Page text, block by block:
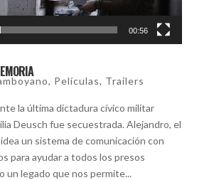
00:56
, Películas, Trailers
la última dictadura cívico militar
Deusch fue secuestrada. Alejandro, el
un sistema de comunicación con
para ayudar a todos los presos
un legado que nos permite...